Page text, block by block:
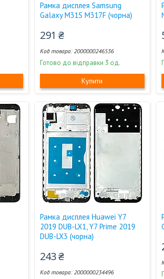
Рамка дисплея Samsung
Galaxy M31S M317F (чорна)
291 ₴
2000000246536
Готово до відправки 3 од.
Купити
Рамка дисплея Huawei Y7
2019 DUB-LX1, Y7 Prime 2019
DUB-LX3 (чорна)
243 ₴
2000000234496